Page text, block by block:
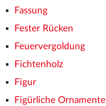
Fassung
Fester Rücken
Feuervergoldung
Fichtenholz
Figur
Figürliche Ornamente